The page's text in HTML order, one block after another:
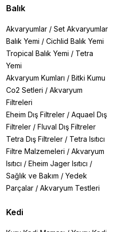
Balık
Akvaryumlar / Set Akvaryumlar
Balık Yemi / Cichlid Balık Yemi
Tropical Balık Yemi / Tetra
Yemi
Akvaryum Kumları / Bitki Kumu
Co2 Setleri / Akvaryum
Filtreleri
Eheim Dış Filtreler / Aquael Dış
Filtreler / Fluval Dış Filtreler
Tetra Dış Filtreler / Tetra Isıtıcı
Filtre Malzemeleri / Akvaryum
Isıtıcı / Eheim Jager Isıtıcı /
Sağlık ve Bakım / Yedek
Parçalar / Akvaryum Testleri
Kedi